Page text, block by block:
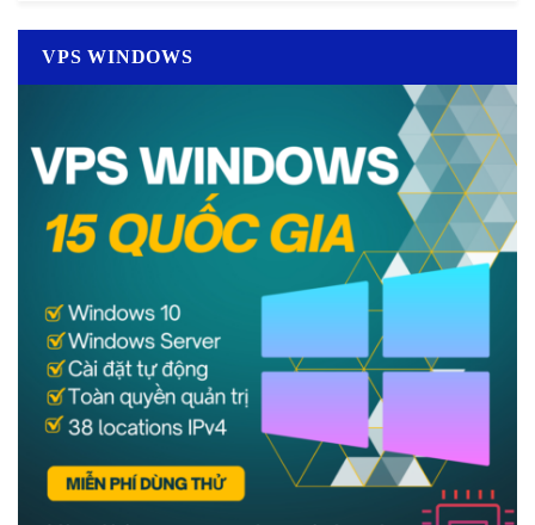
VPS WINDOWS